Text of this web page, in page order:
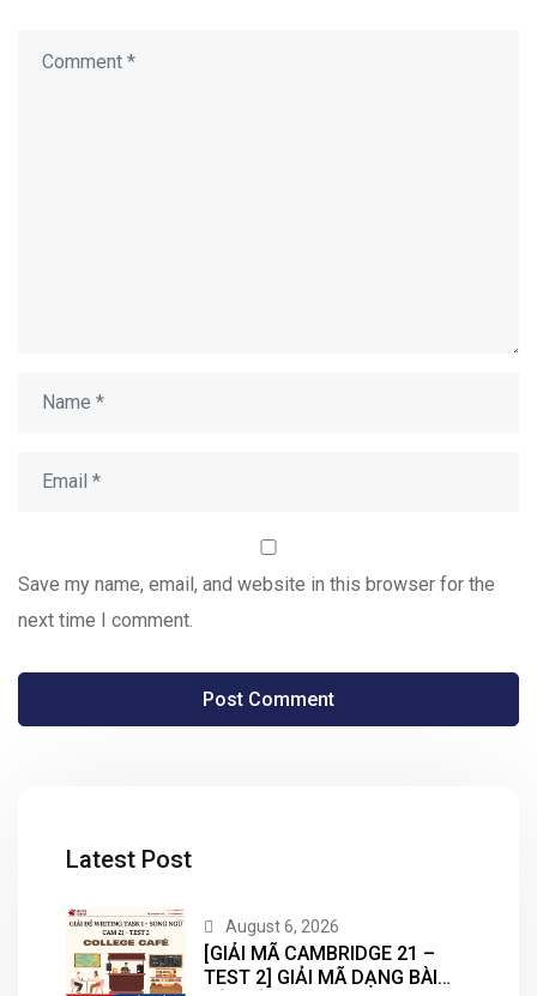
Save my name, email, and website in this browser for the
next time I comment.
Latest Post
August 6, 2026
[GIẢI MÃ CAMBRIDGE 21 –
TEST 2] GIẢI MÃ DẠNG BÀI